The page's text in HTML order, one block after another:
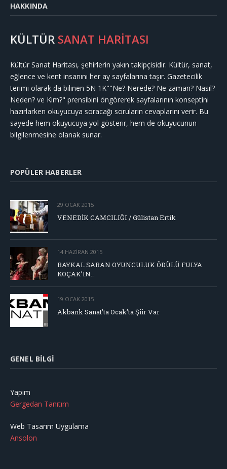
HAKKINDA
KÜLTÜR SANAT HARİTASI
Kültür Sanat Haritası, şehirlerin yakın takipçisidir. Kültür, sanat,
eğlence ve kent insanını her ay sayfalarına taşır. Gazetecilik
terimi olarak da bilinen 5N 1K""Ne? Nerede? Ne zaman? Nasıl?
Neden? ve Kim?" prensibini öngörerek sayfalarının konseptini
hazırlarken okuyucuya soracağı soruların cevaplarını verir. Bu
sayede hem okuyucuya yol gösterir, hem de okuyucunun
bilgilenmesine olanak sunar.
POPÜLER HABERLER
29 OCAK 2015
VENEDİK CAMCILIĞI / Gülistan Ertik
14 HAZIRAN 2015
BAYKAL SARAN OYUNCULUK ÖDÜLÜ FULYA
KOÇAK’IN…
19 OCAK 2015
Akbank Sanat’ta Ocak’ta Şiir Var
GENEL BILGI
Yapım
Gergedan Tanıtım
Web Tasarım Uygulama
Ansolon